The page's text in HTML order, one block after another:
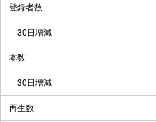
登録者数
30日増減
本数
30日増減
再生数